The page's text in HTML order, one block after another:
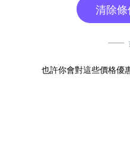
清除
也許你會對這些價格優